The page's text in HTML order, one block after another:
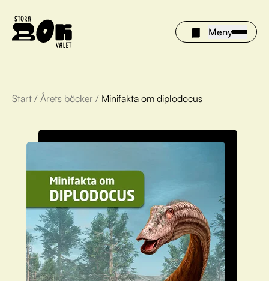
Meny
Årets böcker
Om Stora bokvalet
Olivia tipsar
Vinnare
FAQ
För bibliotek
Start / Årets böcker / Minifakta om diplodocus